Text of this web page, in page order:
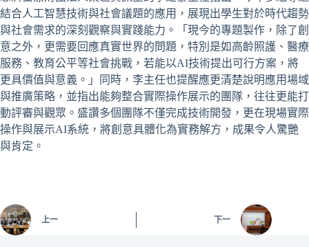
結合人工智慧技術與社會議題的應用，展現出學生對於時代趨勢
與社會需求的深刻觀察與實踐能力。「現今的專題製作，除了創
意之外，更需要回應真實世界的問題，特別是如高齡照護、醫療
服務、教育公平等社會挑戰，若能以AI技術提出可行方案，將
更具價值與意義。」同時，李主任也提醒應更清楚說明應用場域
與推廣策略，並指出能夠整合實際操作展示的團隊，往往更能打
動評審與觀眾。盛讚多個團隊不僅完成技術開發，更在現場實際
操作與展示AI系統，將創意具體化為實務解方，成果令人驚艷
與肯定。
上一 下一